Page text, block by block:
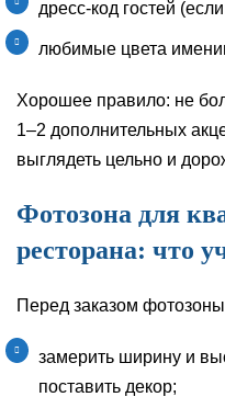
дресс-код гостей
любимые цвета
Хорошее правило: не
1–2 дополнительных
выглядеть цельно и
Фотозона для
ресторана: что
Перед заказом фотозоны
замерить ширину и
поставить декор;